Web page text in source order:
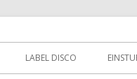
Records
LABEL DISCO